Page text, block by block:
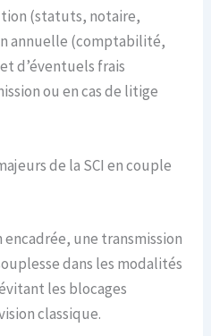
(statuts, notaire,
annuelle (comptabilité,
d’éventuels frais
ou en cas de litige
de la SCI en couple
une transmission
dans les modalités
les blocages
classique.